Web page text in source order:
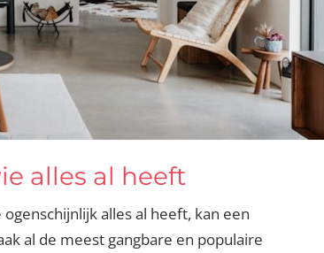
alles al heeft
alles al heeft, kan een
al de meest gangbare en populaire